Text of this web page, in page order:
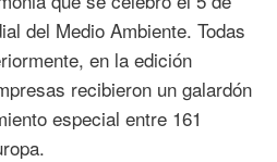
del Medio Ambiente. Todas
en la edición
recibieron un galardón
especial entre 161